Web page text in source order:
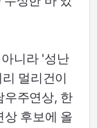
니라 '성난
멀리건이
우주연상, 한
상 후보에 올